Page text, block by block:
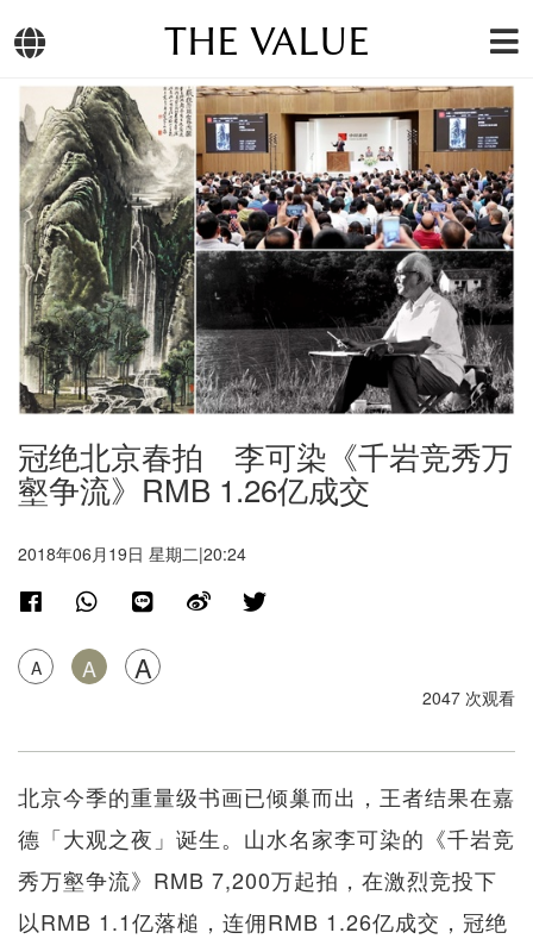
THE VALUE
冠绝北京春拍 李可染《千岩竞秀万
壑争流》RMB 1.26亿成交
2018年06月19日 星期二|20:24
A A A
2047 次观看
北京今季的重量级书画已倾巢而出，王者结果在嘉
德「大观之夜」诞生。山水名家李可染的《千岩竞
秀万壑争流》RMB 7,200万起拍，在激烈竞投下
以RMB 1.1亿落槌，连佣RMB 1.26亿成交，冠绝